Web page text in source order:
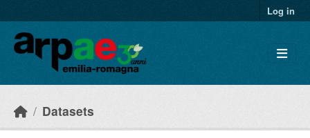
Log in
Datasets